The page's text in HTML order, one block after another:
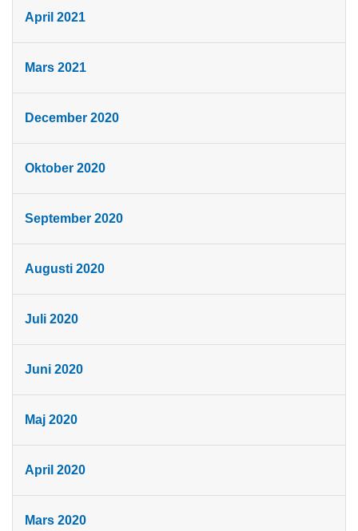
April 2021
Mars 2021
December 2020
Oktober 2020
September 2020
Augusti 2020
Juli 2020
Juni 2020
Maj 2020
April 2020
Mars 2020